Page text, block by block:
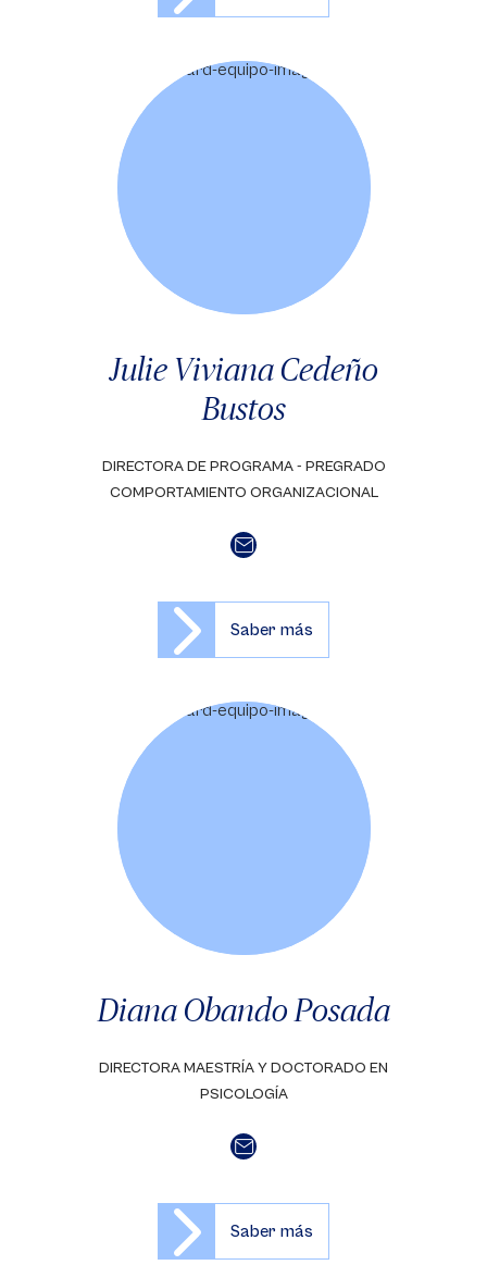
Julie Viviana Cedeño
Bustos
DIRECTORA DE PROGRAMA - PREGRADO
COMPORTAMIENTO ORGANIZACIONAL
Saber más
Diana Obando Posada
DIRECTORA MAESTRÍA Y DOCTORADO EN
PSICOLOGÍA
Saber más